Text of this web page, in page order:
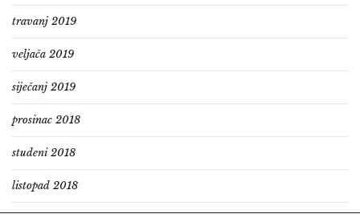
travanj 2019
veljača 2019
siječanj 2019
prosinac 2018
studeni 2018
listopad 2018